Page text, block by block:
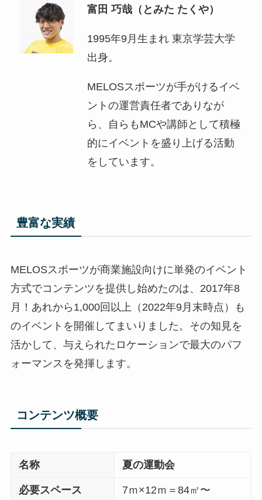
富田 巧哉（とみた たくや）
1995年9月生まれ 東京学芸大学
出身。
MELOSスポーツが手がけるイベ
ントの運営責任者でありなが
ら、自らもMCや講師として積極
的にイベントを盛り上げる活動
をしています。
豊富な実績
MELOSスポーツが商業施設向けに単発のイベント
方式でコンテンツを提供し始めたのは、2017年8
月！あれから1,000回以上（2022年9月末時点）も
のイベントを開催してまいりました。その知見を
活かして、与えられたロケーションで最大のパフ
ォーマンスを発揮します。
コンテンツ概要
名称 夏の運動会
必要スペース 7ｍ×12ｍ＝84㎡〜